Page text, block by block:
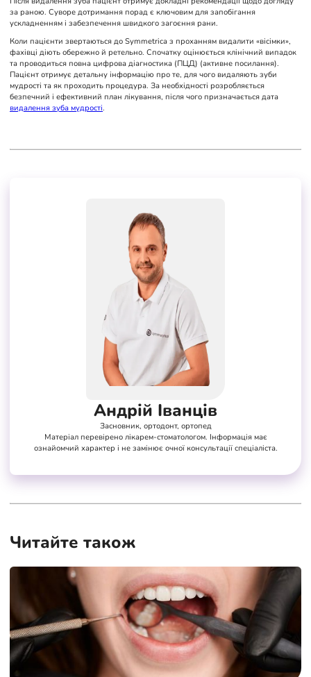
за раною. Суворе дотримання порад є ключовим для запобігання
ускладненням і забезпечення швидкого загоєння рани.
Коли пацієнти звертаються до Symmetrica з проханням видалити «вісімки»,
фахівці діють обережно й ретельно. Спочатку оцінюється клінічний випадок
та проводиться повна цифрова діагностика (ПЦД) (активне посилання).
Пацієнт отримує детальну інформацію про те, для чого видаляють зуби
мудрості та як проходить процедура. За необхідності розробляється
безпечний і ефективний план лікування, після чого призначається дата
видалення зуба мудрості.
Андрій Іванців
Засновник, ортодонт, ортопед
Матеріал перевірено лікарем-стоматологом. Інформація має
ознайомчий характер і не замінює очної консультації спеціаліста.
Читайте також